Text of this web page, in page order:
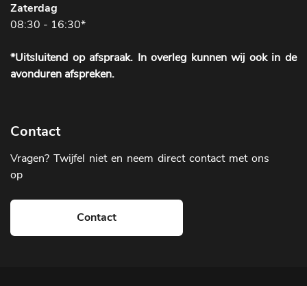
Zaterdag
08:30 - 16:30*
*Uitsluitend op afspraak. In overleg kunnen wij ook in de
avonduren afspreken.
Contact
Vragen? Twijfel niet en neem direct contact met ons
op
Contact